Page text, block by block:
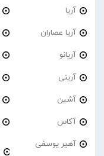
آریا
آریا عصاران
آریانو
آرینی
آشین
آکاس
آهیر یوسفی